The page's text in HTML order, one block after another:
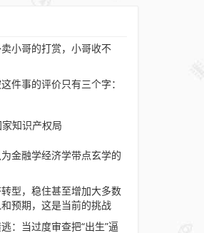
小哥的打赏，小哥收不
件事的评价只有三个字：
家知识产权局
金融学经济学带点玄学的
型，稳住甚至增加大多数
预期，这是当前的挑战
：当过度审查把“出生”逼